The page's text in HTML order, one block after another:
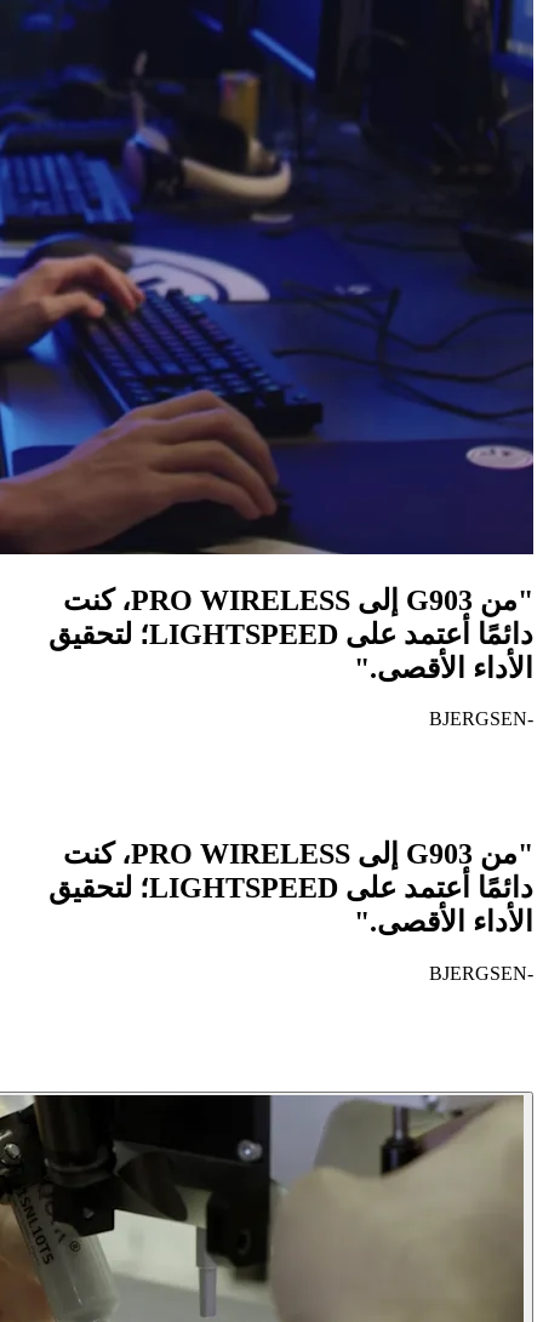
"من G903 إلى PRO WIRELESS، كنت
دائمًا أعتمد على LIGHTSPEED؛ لتحقيق
الأداء الأقصى."
-BJERGSEN
"من G903 إلى PRO WIRELESS، كنت
دائمًا أعتمد على LIGHTSPEED؛ لتحقيق
الأداء الأقصى."
-BJERGSEN